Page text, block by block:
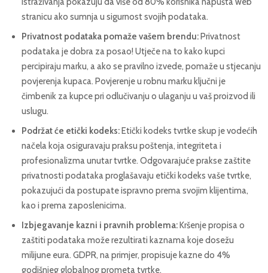
stranicu ako sumnja u sigurnost svojih podataka.
Privatnost podataka pomaže vašem brendu:Privatnost
podataka je dobra za posao! Utječe na to kako kupci
percipiraju marku, a ako se pravilno izvede, pomaže u stjecanju
povjerenja kupaca. Povjerenje u robnu marku ključni je
čimbenik za kupce pri odlučivanju o ulaganju u vaš proizvod ili
uslugu.
Podržat će etički kodeks:Etički kodeks tvrtke skup je vodećih
načela koja osiguravaju praksu poštenja, integriteta i
profesionalizma unutar tvrtke. Odgovarajuće prakse zaštite
privatnosti podataka proglašavaju etički kodeks vaše tvrtke,
pokazujući da postupate ispravno prema svojim klijentima,
kao i prema zaposlenicima.
Izbjegavanje kazni i pravnih problema:Kršenje propisa o
zaštiti podataka može rezultirati kaznama koje dosežu
milijune eura. GDPR, na primjer, propisuje kazne do 4%
godišnjeg globalnog prometa tvrtke.